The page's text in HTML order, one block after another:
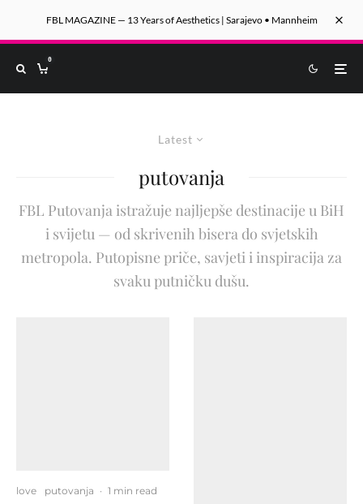
FBL MAGAZINE — 13 Years of Aesthetics | Sarajevo • Mannheim
0
Latest
putovanja
FBL Putovanja istražuje najljepše destinacije u BiH
i svijetu — od skrivenih bisera do svjetskih
metropola. Putopisne priče, savjeti i inspiracija za
svaku putničku dušu.
love putovanja · 1 min read